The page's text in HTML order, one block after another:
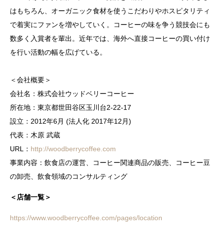
はもちろん、オーガニック食材を使うこだわりやホスピタリティ
で着実にファンを増やしていく。コーヒーの味を争う競技会にも
数多く入賞者を輩出。近年では、海外へ直接コーヒーの買い付け
を行い活動の幅を広げている。
＜会社概要＞
会社名：株式会社ウッドベリーコーヒー
所在地：東京都世田谷区玉川台2-22-17
設立：2012年6月 (法人化 2017年12月)
代表：木原 武蔵
URL： http://woodberrycoffee.com
事業内容：飲食店の運営、コーヒー関連商品の販売、コーヒー豆
の卸売、飲食領域のコンサルティング
＜店舗一覧＞
https://www.woodberrycoffee.com/pages/location